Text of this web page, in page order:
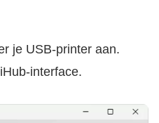
je USB-printer aan.
interface.